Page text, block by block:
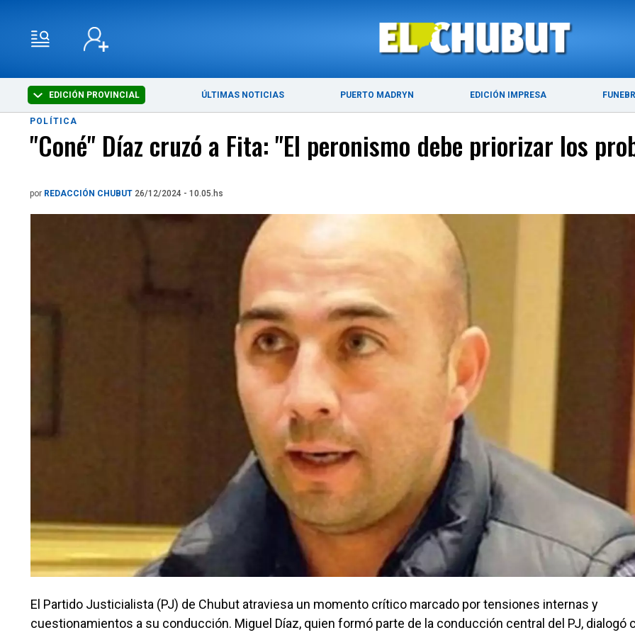
EDICIÓN PROVINCIAL ÚLTIMAS NOTICIAS PUERTO MADRYN EDICIÓN IMPRESA
ÚLTIMAS NOTICIAS PUERTO MADRYN
POLÍTICA
"Coné" Díaz cruzó a Fita: "El peronismo debe priorizar los
por REDACCIÓN CHUBUT 26/12/2024 - 10.05.hs
El Partido Justicialista (PJ) de Chubut atraviesa un momento crítico marcado por tensiones internas y
cuestionamientos a su conducción. Miguel Díaz, quien formó parte de la conducción central del PJ, dialogó